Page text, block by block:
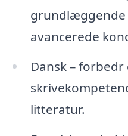
grundlæggende
avancerede
Dansk –
litteratur.